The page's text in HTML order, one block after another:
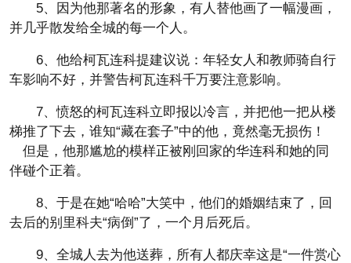
5、因为他那著名的形象，有人替他画了一幅漫画，
并几乎散发给全城的每一个人。
6、他给柯瓦连科提建议说：年轻女人和教师骑自行
车影响不好，并警告柯瓦连科千万要注意影响。
7、愤怒的柯瓦连科立即报以冷言，并把他一把从楼
梯推了下去，谁知“藏在套子”中的他，竟然毫无损伤！
但是，他那尴尬的模样正被刚回家的华连科和她的同
伴碰个正着。
8、于是在她“哈哈”大笑中，他们的婚姻结束了，回
去后的别里科夫“病倒”了，一个月后死后。
9、全城人去为他送葬，所有人都庆幸这是“一件赏心